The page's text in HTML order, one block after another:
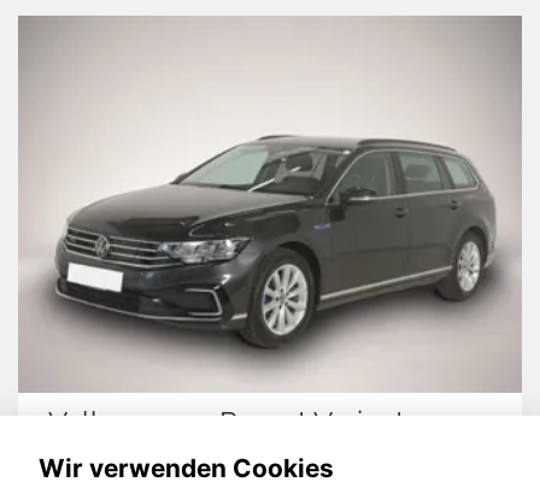
Passat Variant Renault
Wir verwenden Cookies